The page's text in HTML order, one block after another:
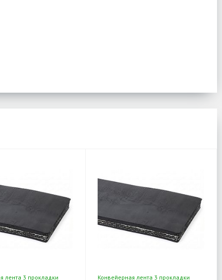
лента 3 прокладки Конвейерная лента 3 прокладки